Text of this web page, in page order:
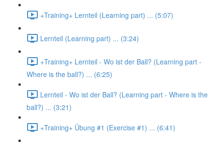
+Training+ Lernteil (Learning part) ... (5:07)
Lernteil (Learning part) ... (3:24)
+Training+ Lernteil - Wo ist der Ball? (Learning part -
Where is the ball?) ... (6:25)
Lernteil - Wo ist der Ball? (Learning part - Where is the
ball?) ... (3:21)
+Training+ Übung #1 (Exercise #1) ... (6:41)